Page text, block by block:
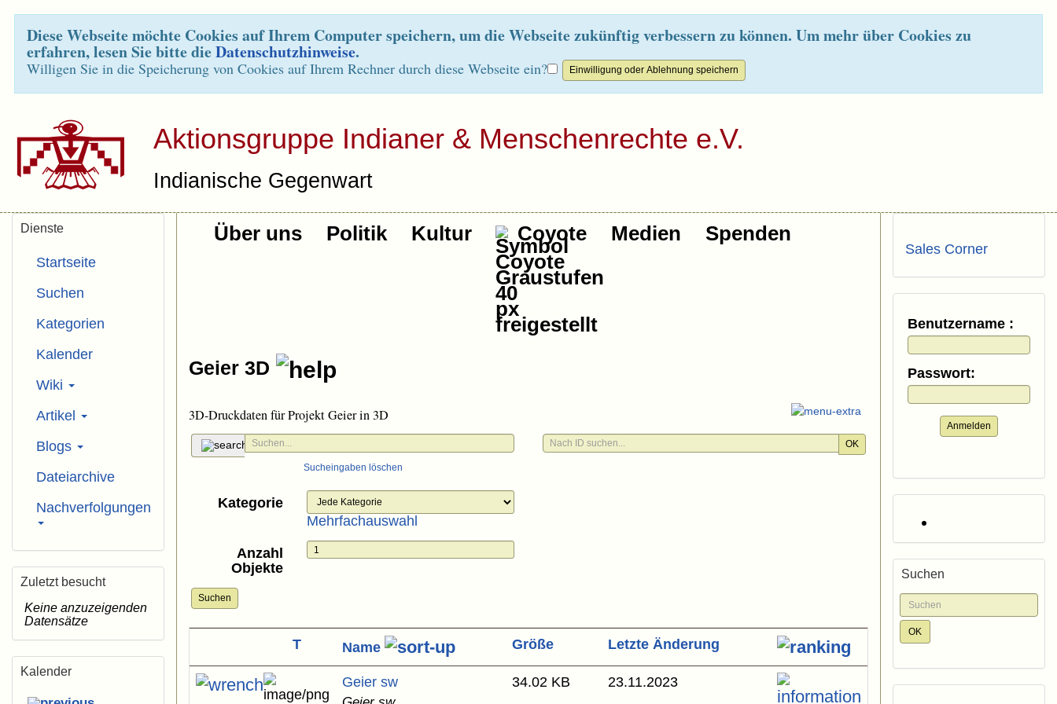
Diese Webseite möchte Cookies auf Ihrem Computer speichern, um die Webseite zukünftig verbessern zu können. Um mehr über Cookies zu
erfahren, lesen Sie bitte dieDatenschutzhinweise.
Willigen Sie in die Speicherung von Cookies auf Ihrem Rechner durch diese Webseite ein?
Aktionsgruppe Indianer & Menschenrechte e.V.
Indianische Gegenwart
Über uns Politik Kultur Coyote Medien Spenden
Geier 3D
3D-Druckdaten für Projekt Geier in 3D
Sucheingaben löschen
Kategorie
Mehrfachauswahl
Anzahl
Objekte
Suchen
OK
T Name Größe Letzte Änderung
Geier sw 34.02 KB 23.11.2023
Dienste
Startseite
Suchen
Kategorien
Kalender
Wiki
Artikel
Blogs
Dateiarchive
Nachverfolgungen
Zuletzt besucht
Keine anzuzeigenden
Datensätze
Kalender
Sales Corner
Benutzername :
Passwort:
Anmelden
Suchen